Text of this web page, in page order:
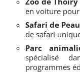
en voiture
Safari de
de safari
Parc
spécialisé
programmes